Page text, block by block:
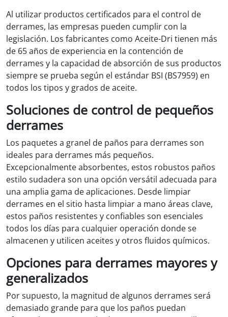
Al utilizar productos certificados para el control de
derrames, las empresas pueden cumplir con la
legislación. Los fabricantes como Aceite-Dri tienen más
de 65 años de experiencia en la contención de
derrames y la capacidad de absorción de sus productos
siempre se prueba según el estándar BSI (BS7959) en
todos los tipos y grados de aceite.
Soluciones de control de pequeños
derrames
Los paquetes a granel de paños para derrames son
ideales para derrames más pequeños.
Excepcionalmente absorbentes, estos robustos paños
estilo sudadera son una opción versátil adecuada para
una amplia gama de aplicaciones. Desde limpiar
derrames en el sitio hasta limpiar a mano áreas clave,
estos paños resistentes y confiables son esenciales
todos los días para cualquier operación donde se
almacenen y utilicen aceites y otros fluidos químicos.
Opciones para derrames mayores y
generalizados
Por supuesto, la magnitud de algunos derrames será
demasiado grande para que los paños puedan